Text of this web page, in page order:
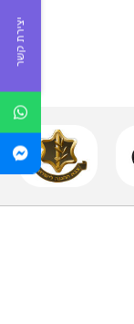
יצירת קשר